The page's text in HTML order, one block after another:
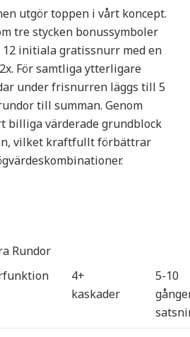
utgör toppen i vårt koncept.
tre stycken bonussymboler
initiala gratissnurr med en
För samtliga ytterligare
under frisnurren läggs till 5
till summan. Genom
billiga värderade grundblock
vilket kraftfullt förbättrar
Rundor
4+
kaskader
5-10